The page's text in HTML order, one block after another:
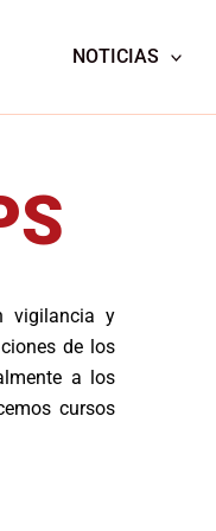
NOTICIAS
vigilancia y
de los
a los
cursos